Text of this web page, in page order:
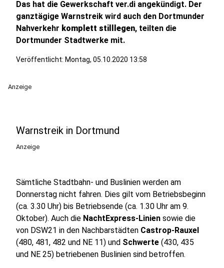
Das hat die Gewerkschaft ver.di angekündigt. Der
ganztägige Warnstreik wird auch den Dortmunder
Nahverkehr komplett stilllegen, teilten die
Dortmunder Stadtwerke mit.
Veröffentlicht: Montag, 05.10.2020 13:58
Anzeige
Warnstreik in Dortmund
Anzeige
Sämtliche Stadtbahn- und Buslinien werden am
Donnerstag nicht fahren. Dies gilt vom Betriebsbeginn
(ca. 3.30 Uhr) bis Betriebsende (ca. 1.30 Uhr am 9.
Oktober). Auch die NachtExpress-Linien sowie die
von DSW21 in den Nachbarstädten Castrop-Rauxel
(480, 481, 482 und NE 11) und Schwerte (430, 435
und NE 25) betriebenen Buslinien sind betroffen.